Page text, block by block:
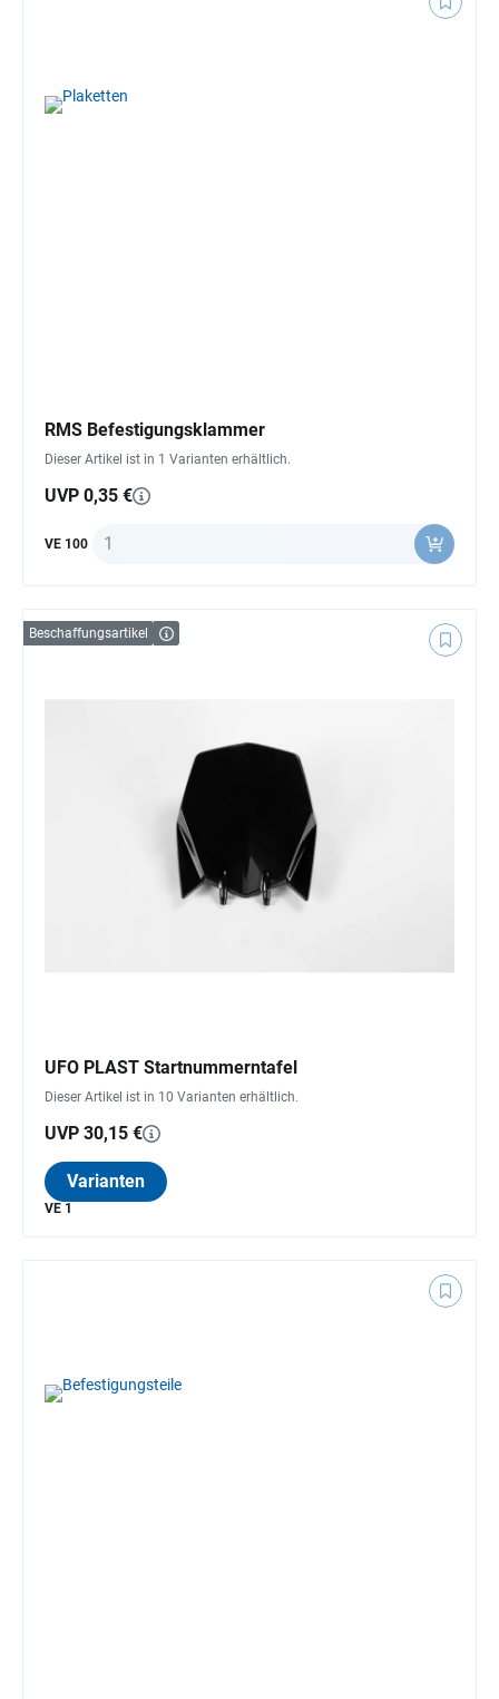
RMS Befestigungsklammer
Dieser Artikel ist in 1 Varianten erhältlich.
UVP 0,35 €
VE 100 Anzahl
Beschaffungsartikel
UFO PLAST Startnummerntafel
Dieser Artikel ist in 10 Varianten erhältlich.
UVP 30,15 €
Varianten
VE 1